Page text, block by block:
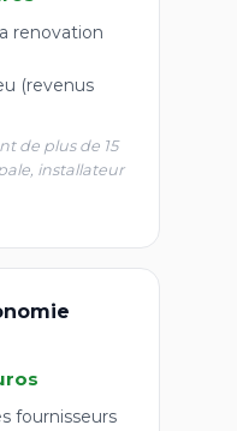
renovation
(revenus
de plus de 15
installateur
fournisseurs